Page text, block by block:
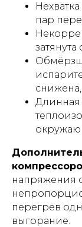
пар
Длинная
напряжения
перегрев
выгорание.